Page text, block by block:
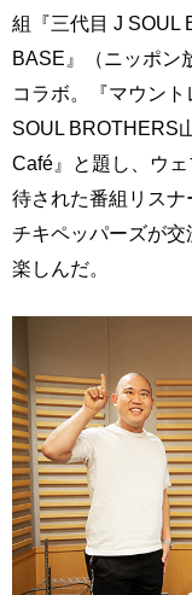
組『三代目 J SOUL
BASE』（ニッポン
コラボ。『マウン
SOUL BROTHERS
Café』と題し、ウ
待された番組リス
チキペッパーズが
楽しんだ。